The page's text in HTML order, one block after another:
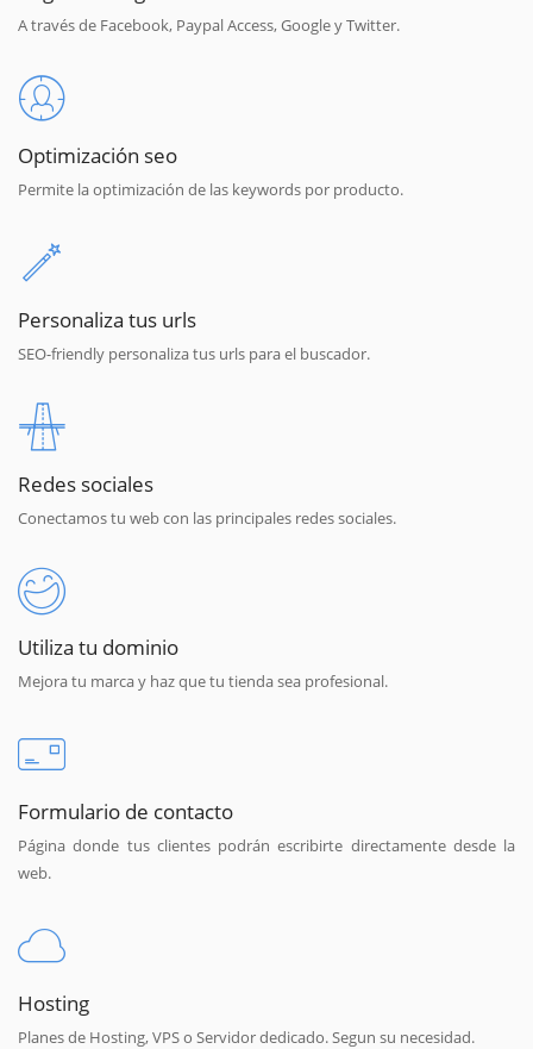
A través de Facebook, Paypal Access, Google y Twitter.
Optimización seo
Permite la optimización de las keywords por producto.
Personaliza tus urls
SEO-friendly personaliza tus urls para el buscador.
Redes sociales
Conectamos tu web con las principales redes sociales.
Utiliza tu dominio
Mejora tu marca y haz que tu tienda sea profesional.
Formulario de contacto
Página donde tus clientes podrán escribirte directamente desde la
web.
Hosting
Planes de Hosting, VPS o Servidor dedicado. Segun su necesidad.